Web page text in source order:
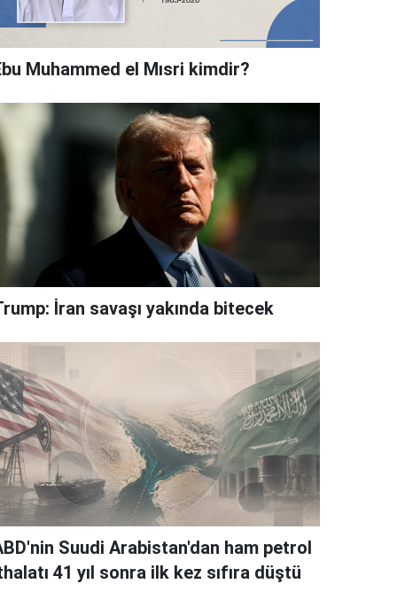
Muhammed el Mısri kimdir?
İran savaşı yakında bitecek
Suudi Arabistan'dan ham petrol
41 yıl sonra ilk kez sıfıra düştü